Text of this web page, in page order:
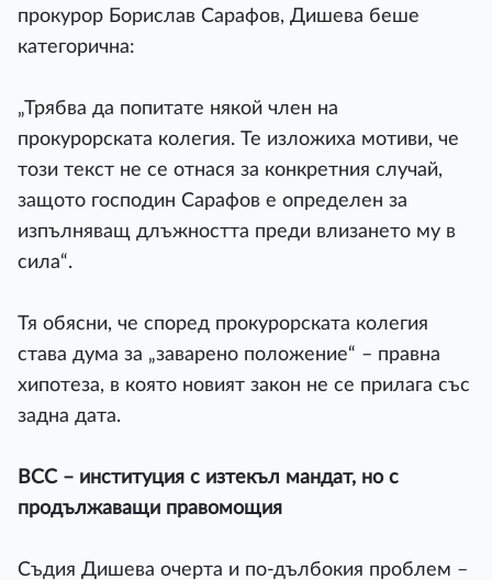
прокурор Борислав Сарафов, Дишева беше
категорична:
„Трябва да попитате някой член на
прокурорската колегия. Те изложиха мотиви, че
този текст не се отнася за конкретния случай,
защото господин Сарафов е определен за
изпълняващ длъжността преди влизането му в
сила“.
Тя обясни, че според прокурорската колегия
става дума за „заварено положение“ – правна
хипотеза, в която новият закон не се прилага със
задна дата.
ВСС – институция с изтекъл мандат, но с
продължаващи правомощия
Съдия Дишева очерта и по-дълбокия проблем –